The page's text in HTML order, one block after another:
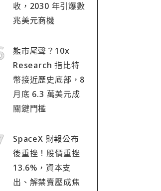
收，2030 年引爆數
兆美元商機
熊市尾聲？10x
Research 指比特
幣接近歷史底部，8
月底 6.3 萬美元成
關鍵門檻
SpaceX 財報公布
後重挫！股價重挫
13.6%，資本支
出、解禁賣壓成焦